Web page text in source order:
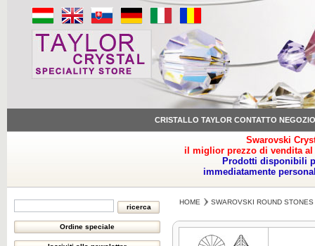
CRISTALLO TAYLOR CONTATTO NEGOZIO
Swarovski
il miglior prezzo di vendita
Prodotti disponibili
immediatamente
HOME SWAROVSKI ROUND STONES